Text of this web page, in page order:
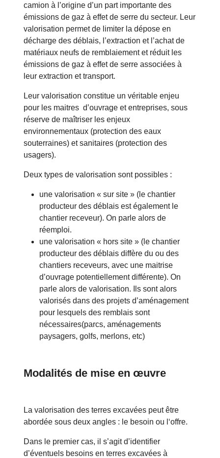
camion à l’origine d’un part importante des
émissions de gaz à effet de serre du secteur. Leur
valorisation permet de limiter la dépose en
décharge des déblais, l’extraction et l’achat de
matériaux neufs de remblaiement et réduit les
émissions de gaz à effet de serre associées à
leur extraction et transport.
Leur valorisation constitue un véritable enjeu
pour les maitres d’ouvrage et entreprises, sous
réserve de maîtriser les enjeux
environnementaux (protection des eaux
souterraines) et sanitaires (protection des
usagers).
Deux types de valorisation sont possibles :
une valorisation « sur site » (le chantier
producteur des déblais est également le
chantier receveur). On parle alors de
réemploi.
une valorisation « hors site » (le chantier
producteur des déblais diffère du ou des
chantiers receveurs, avec une maitrise
d’ouvrage potentiellement différente). On
parle alors de valorisation. Ils sont alors
valorisés dans des projets d’aménagement
pour lesquels des remblais sont
nécessaires(parcs, aménagements
paysagers, golfs, merlons, etc)
Modalités de mise en œuvre
La valorisation des terres excavées peut être
abordée sous deux angles : le besoin ou l‘offre.
Dans le premier cas, il s’agit d’identifier
d’éventuels besoins en terres excavées à